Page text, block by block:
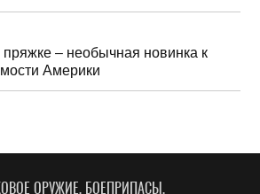
– необычная новинка к
Америки
ОРУЖИЕ, БОЕПРИПАСЫ,